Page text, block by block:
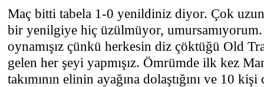
Maç bitti tabela 1-0 yenildiniz diyor. Çok
bir yenilgiye hiç üzülmüyor,
oynamışız çünkü herkesin diz çöktüğü Old
gelen her şeyi yapmışız. Ömrümde ilk kez
takımının elinin ayağına dolaştığını ve 10 kişi